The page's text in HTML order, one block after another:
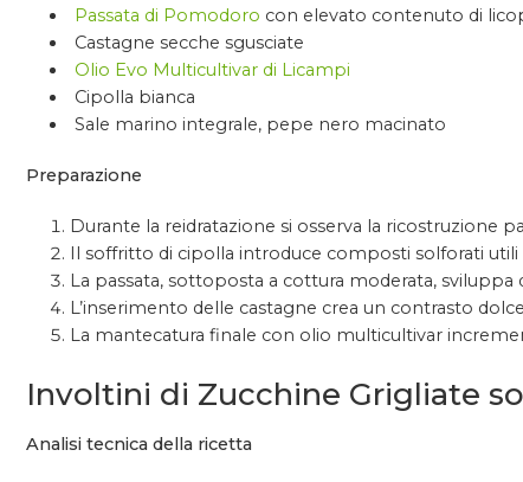
Passata di Pomodoro con elevato contenuto di
Castagne secche sgusciate
Olio Evo Multicultivar di Licampi
Cipolla bianca
Sale marino integrale, pepe nero macinato
Preparazione
Durante la reidratazione si osserva la ricostruzione
Il soffritto di cipolla introduce composti solforati
La passata, sottoposta a cottura moderata, sviluppa
L’inserimento delle castagne crea un contrasto
La mantecatura finale con olio multicultivar
Involtini di Zucchine Grigliate
Analisi tecnica della ricetta